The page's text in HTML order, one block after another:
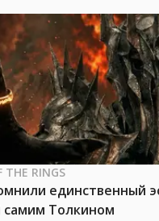
THE RINGS
единственный
самим Толкином